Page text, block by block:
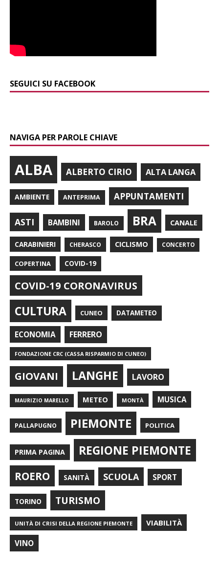
SEGUICI SU FACEBOOK
NAVIGA PER PAROLE CHIAVE
ALBA ALBERTO CIRIO ALTA LANGA
AMBIENTE ANTEPRIMA APPUNTAMENTI
ASTI BAMBINI BAROLO BRA CANALE
CARABINIERI CHERASCO CICLISMO CONCERTO
COPERTINA COVID-19
COVID-19 CORONAVIRUS
CULTURA CUNEO DATAMETEO
ECONOMIA FERRERO
FONDAZIONE CRC (CASSA RISPARMIO DI CUNEO)
GIOVANI LANGHE LAVORO
MAURIZIO MARELLO METEO MONTÀ MUSICA
PALLAPUGNO PIEMONTE POLITICA
PRIMA PAGINA REGIONE PIEMONTE
ROERO SANITÀ SCUOLA SPORT
TORINO TURISMO
UNITÀ DI CRISI DELLA REGIONE PIEMONTE VIABILITÀ
VINO